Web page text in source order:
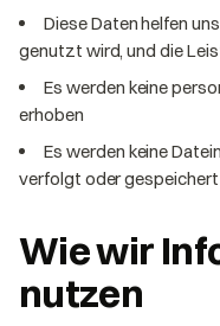
Diese Daten helfen
genutzt wird, und die
Es werden keine
erhoben
Es werden keine
verfolgt oder gespeichert
Wie wir
nutzen